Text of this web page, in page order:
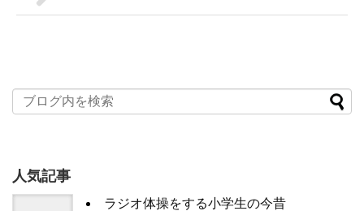
人気記事
ラジオ体操をする小学生の今昔